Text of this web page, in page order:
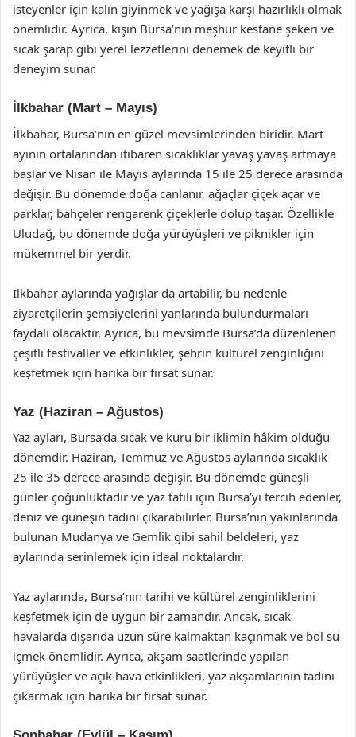
isteyenler için kalın giyinmek ve yağışa karşı hazırlıklı olmak
önemlidir. Ayrıca, kışın Bursa’nın meşhur kestane şekeri ve
sıcak şarap gibi yerel lezzetlerini denemek de keyifli bir
deneyim sunar.
İlkbahar (Mart – Mayıs)
İlkbahar, Bursa’nın en güzel mevsimlerinden biridir. Mart
ayının ortalarından itibaren sıcaklıklar yavaş yavaş artmaya
başlar ve Nisan ile Mayıs aylarında 15 ile 25 derece arasında
değişir. Bu dönemde doğa canlanır, ağaçlar çiçek açar ve
parklar, bahçeler rengarenk çiçeklerle dolup taşar. Özellikle
Uludağ, bu dönemde doğa yürüyüşleri ve piknikler için
mükemmel bir yerdir.
İlkbahar aylarında yağışlar da artabilir, bu nedenle
ziyaretçilerin şemsiyelerini yanlarında bulundurmaları
faydalı olacaktır. Ayrıca, bu mevsimde Bursa’da düzenlenen
çeşitli festivaller ve etkinlikler, şehrin kültürel zenginliğini
keşfetmek için harika bir fırsat sunar.
Yaz (Haziran – Ağustos)
Yaz ayları, Bursa’da sıcak ve kuru bir iklimin hâkim olduğu
dönemdir. Haziran, Temmuz ve Ağustos aylarında sıcaklık
25 ile 35 derece arasında değişir. Bu dönemde güneşli
günler çoğunluktadır ve yaz tatili için Bursa’yı tercih edenler,
deniz ve güneşin tadını çıkarabilirler. Bursa’nın yakınlarında
bulunan Mudanya ve Gemlik gibi sahil beldeleri, yaz
aylarında serinlemek için ideal noktalardır.
Yaz aylarında, Bursa’nın tarihi ve kültürel zenginliklerini
keşfetmek için de uygun bir zamandır. Ancak, sıcak
havalarda dışarıda uzun süre kalmaktan kaçınmak ve bol su
içmek önemlidir. Ayrıca, akşam saatlerinde yapılan
yürüyüşler ve açık hava etkinlikleri, yaz akşamlarının tadını
çıkarmak için harika bir fırsat sunar.